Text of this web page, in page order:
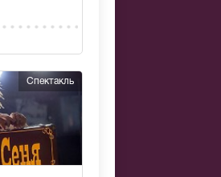
Спектакль